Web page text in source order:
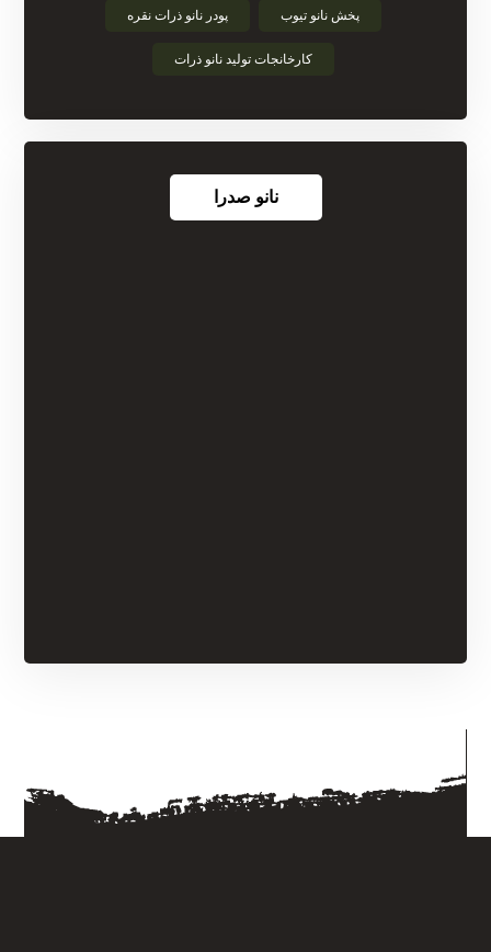
پخش نانو تیوب پودر نانو ذرات نقره
کارخانجات تولید نانو ذرات
نانو صدرا